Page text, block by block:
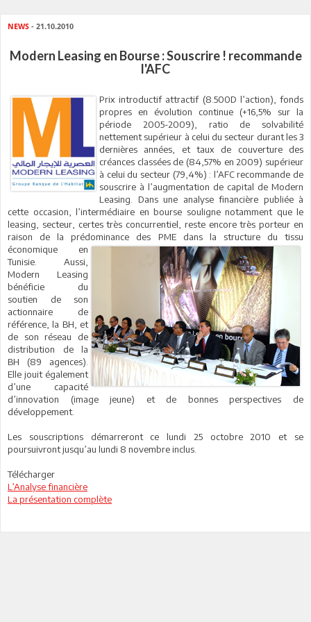
NEWS - 21.10.2010
Modern Leasing en Bourse : Souscrire ! recommande
l'AFC
Prix introductif attractif (8.500D l’action), fonds
propres en évolution continue (+16,5% sur la
période 2005-2009), ratio de solvabilité
nettement supérieur à celui du secteur durant les 3
dernières années, et taux de couverture des
créances classées de (84,57% en 2009) supérieur
à celui du secteur (79,4%) : l’AFC recommande de
souscrire à l’augmentation de capital de Modern
Leasing. Dans une analyse financière publiée à
cette occasion, l’intermédiaire en bourse souligne notamment que le
leasing, secteur, certes très concurrentiel, reste encore très porteur en
raison de la prédominance des PME dans la structure du tissu
économique en
Tunisie. Aussi,
Modern Leasing
bénéficie du
soutien de son
actionnaire de
référence, la BH, et
de son réseau de
distribution de la
BH (89 agences).
Elle jouit également
d’une capacité
d’innovation (image jeune) et de bonnes perspectives de
développement.
Les souscriptions démarreront ce lundi 25 octobre 2010 et se
poursuivront jusqu’au lundi 8 novembre inclus.
Télécharger
L’Analyse financière
La présentation complète